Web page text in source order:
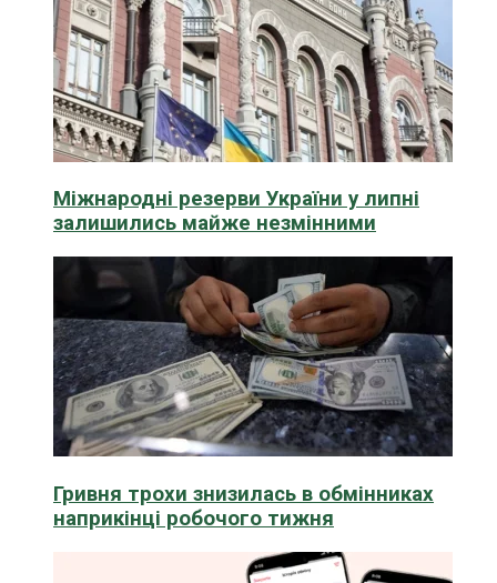
Міжнародні резерви України у липні
залишились майже незмінними
Гривня трохи знизилась в обмінниках
наприкінці робочого тижня